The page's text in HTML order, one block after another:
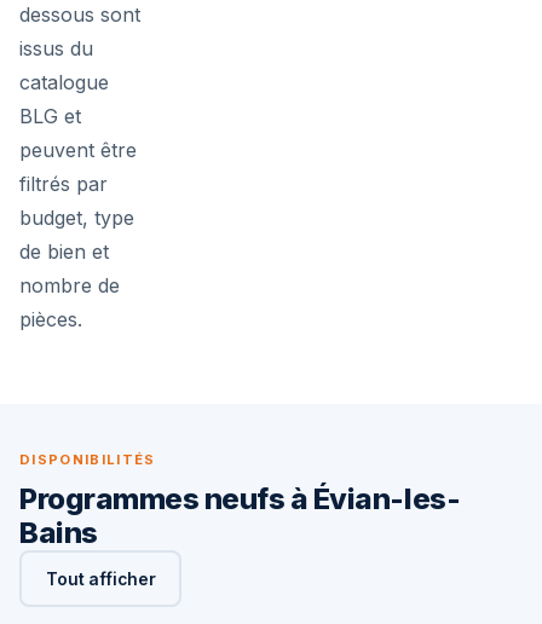
dessous sont
issus du
catalogue
BLG et
peuvent être
filtrés par
budget, type
de bien et
nombre de
pièces.
DISPONIBILITÉS
Programmes neufs à Évian-les-
Bains
Tout afficher